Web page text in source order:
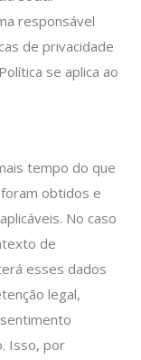
responsável
de privacidade
se aplica ao
tempo do que
obtidos e
No caso
de
esses dados
legal,
Isso, por